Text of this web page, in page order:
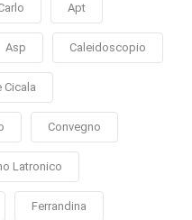
Apt
Asp Caleidoscopio
Cicala
Convegno
Latronico
Ferrandina